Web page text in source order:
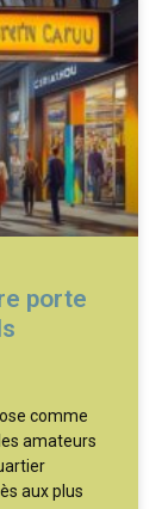
porte
comme
amateurs
aux plus